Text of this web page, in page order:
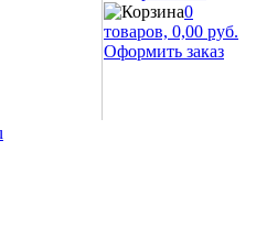
0
товаров, 0,00 руб.
Оформить заказ